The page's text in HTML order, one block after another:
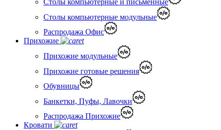
Столы компьютерные и письменные
Столы компьютерные модульные
Распродажа Офис
Прихожие
Прихожие модульные
Прихожие готовые решения
Обувницы
Банкетки, Пуфы, Лавочки
Распродажа Прихожие
Кровати